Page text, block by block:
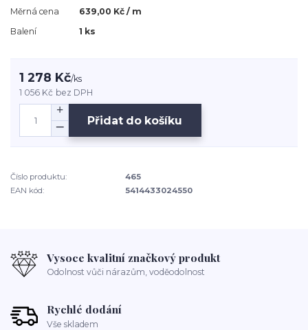
Měrná cena
639,00 Kč / m
Balení
1 ks
1 278 Kč/ks
1 056 Kč bez DPH
Přidat do košíku
Číslo produktu:
465
EAN kód:
5414433024550
Vysoce kvalitní značkový produkt
Odolnost vůči nárazům, voděodolnost
Rychlé dodání
Vše skladem